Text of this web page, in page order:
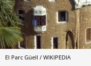
El Parc Güell / WIKIPEDIA